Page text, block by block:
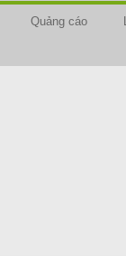
Quảng cáo